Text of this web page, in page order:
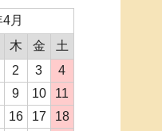
月
木 金
土
2 3
4
9 10
11
16 17
18